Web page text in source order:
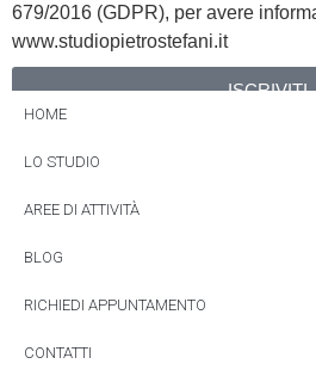
679/2016 (GDPR), per avere
www.studiopietrostefani.it
ISCRIVITI
HOME
LO STUDIO
AREE DI ATTIVITÀ
BLOG
RICHIEDI APPUNTAMENTO
CONTATTI